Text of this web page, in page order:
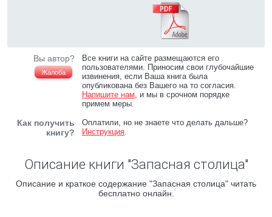
Вы автор?
Жалоба
Все книги на сайте размещаются его
пользователями. Приносим свои глубочайшие
извинения, если Ваша книга была
опубликована без Вашего на то согласия.
Напишите нам, и мы в срочном порядке
примем меры.
Как получить
книгу?
Оплатили, но не знаете что делать дальше?
Инструкция.
Описание книги "Запасная столица"
Описание и краткое содержание "Запасная столица" читать
бесплатно онлайн.